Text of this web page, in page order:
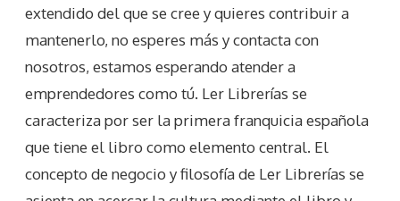
extendido del que se cree y quieres contribuir a
mantenerlo, no esperes más y contacta con
nosotros, estamos esperando atender a
emprendedores como tú. Ler Librerías se
caracteriza por ser la primera franquicia española
que tiene el libro como elemento central. El
concepto de negocio y filosofía de Ler Librerías se